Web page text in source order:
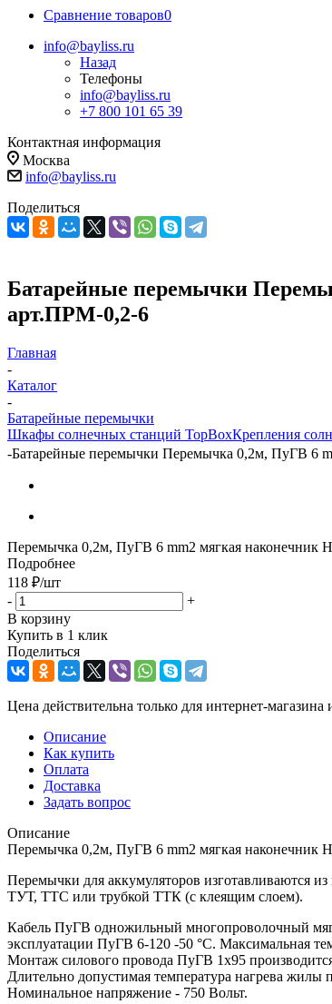
Сравнение товаров0
info@bayliss.ru
Назад
Телефоны
info@bayliss.ru
+7 800 101 65 39
Контактная информация
Москва
info@bayliss.ru
Поделиться
Батарейные перемычки
арт.ПРМ-0,2-6
Главная
-
Каталог
-
Батарейные перемычки
Шкафы солнечных станций TopBoxКрепления
-Батарейные перемычки Перемычка 0,2м, ПуГВ 6
Перемычка 0,2м, ПуГВ 6 mm2 мягкая
Подробнее
118 ₽/шт
-
+
В корзину
Купить в 1 клик
Поделиться
Цена действительна только для интернет-
Описание
Как купить
Оплата
Доставка
Задать вопрос
Описание
Перемычка 0,2м, ПуГВ 6 mm2 мягкая наконечник
Перемычки для аккумуляторов изготавливаются
ТУТ, ТТС или трубкой ТТК (с клеящим слоем).
Кабель ПуГВ одножильный многопроволочный
эксплуатации ПуГВ 6-120 -50 °С. Максимальная
Монтаж силового провода ПуГВ 1х95
Длительно допустимая температура нагрева
Номинальное напряжение - 750 Вольт.